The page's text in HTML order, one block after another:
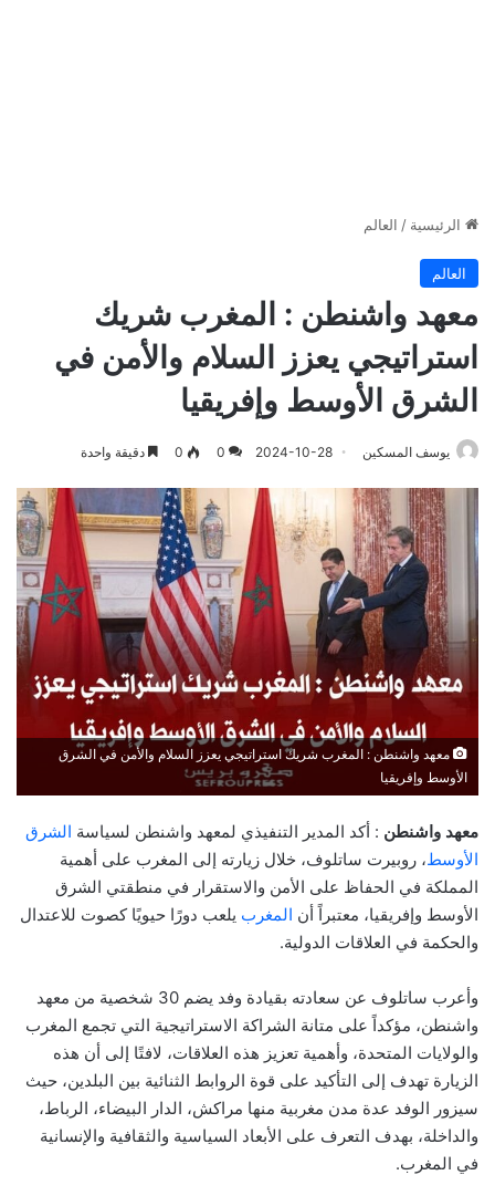
الرئيسية / العالم
العالم
معهد واشنطن : المغرب شريك
استراتيجي يعزز السلام والأمن في
الشرق الأوسط وإفريقيا
يوسف المسكين 2024-10-28
0
0 دقيقة واحدة
معهد واشنطن : المغرب شريك استراتيجي يعزز السلام والأمن في الشرق
الأوسط وإفريقيا
معهد واشنطن : أكد المدير التنفيذي لمعهد واشنطن لسياسة الشرق
الأوسط، روبيرت ساتلوف، خلال زيارته إلى المغرب على أهمية
المملكة في الحفاظ على الأمن والاستقرار في منطقتي الشرق
الأوسط وإفريقيا، معتبراً أن المغرب يلعب دورًا حيويًا كصوت للاعتدال
والحكمة في العلاقات الدولية.
وأعرب ساتلوف عن سعادته بقيادة وفد يضم 30 شخصية من معهد
واشنطن، مؤكداً على متانة الشراكة الاستراتيجية التي تجمع المغرب
والولايات المتحدة، وأهمية تعزيز هذه العلاقات، لافتًا إلى أن هذه
الزيارة تهدف إلى التأكيد على قوة الروابط الثنائية بين البلدين، حيث
سيزور الوفد عدة مدن مغربية منها مراكش، الدار البيضاء، الرباط،
والداخلة، بهدف التعرف على الأبعاد السياسية والثقافية والإنسانية
في المغرب.